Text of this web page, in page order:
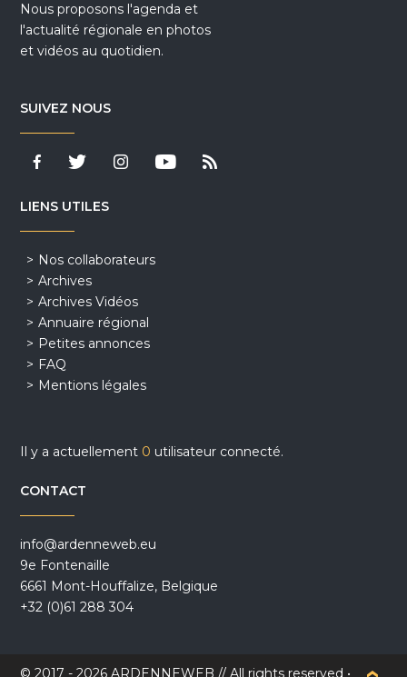
Nous proposons l'agenda et
l'actualité régionale en photos
et vidéos au quotidien.
SUIVEZ NOUS
LIENS UTILES
Nos collaborateurs
Archives
Archives Vidéos
Annuaire régional
Petites annonces
FAQ
Mentions légales
Il y a actuellement 0 utilisateur connecté.
CONTACT
info@ardenneweb.eu
9e Fontenaille
6661 Mont-Houffalize, Belgique
+32 (0)61 288 304
© 2017 - 2026 ARDENNEWEB // All rights reserved •